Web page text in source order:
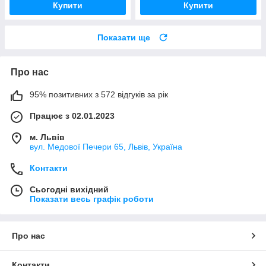
Купити Купити
Показати ще
Про нас
95% позитивних з 572 відгуків за рік
Працює з 02.01.2023
м. Львів
вул. Медової Печери 65, Львів, Україна
Контакти
Сьогодні вихідний
Показати весь графік роботи
Про нас